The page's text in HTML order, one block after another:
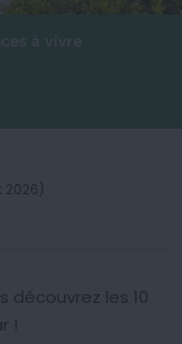
2026)
découvrez les 10
!